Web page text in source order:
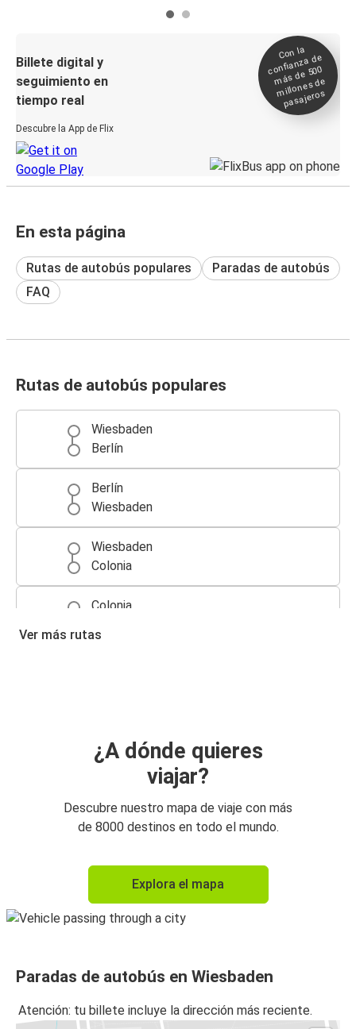
Billete digital y
seguimiento en
tiempo real
Descubre la App de Flix
Con la
confianza de
más de 500
millones de
pasajeros
En esta página
Rutas de autobús populares
Paradas de autobús
FAQ
Rutas de autobús populares
Wiesbaden
Berlín
Berlín
Wiesbaden
Wiesbaden
Colonia
Colonia
Wiesbaden
Wiesbaden
Düsseldorf
Karlsruhe
Wiesbaden
Wiesbaden
Wiesbaden
Ver más rutas
¿A dónde quieres
viajar?
Descubre nuestro mapa de viaje con más
de 8000 destinos en todo el mundo.
Explora el mapa
Paradas de autobús en Wiesbaden
Atención: tu billete incluye la dirección más reciente.